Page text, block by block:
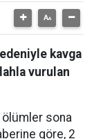
kavga
vurulan
ölümler sona
göre, 2